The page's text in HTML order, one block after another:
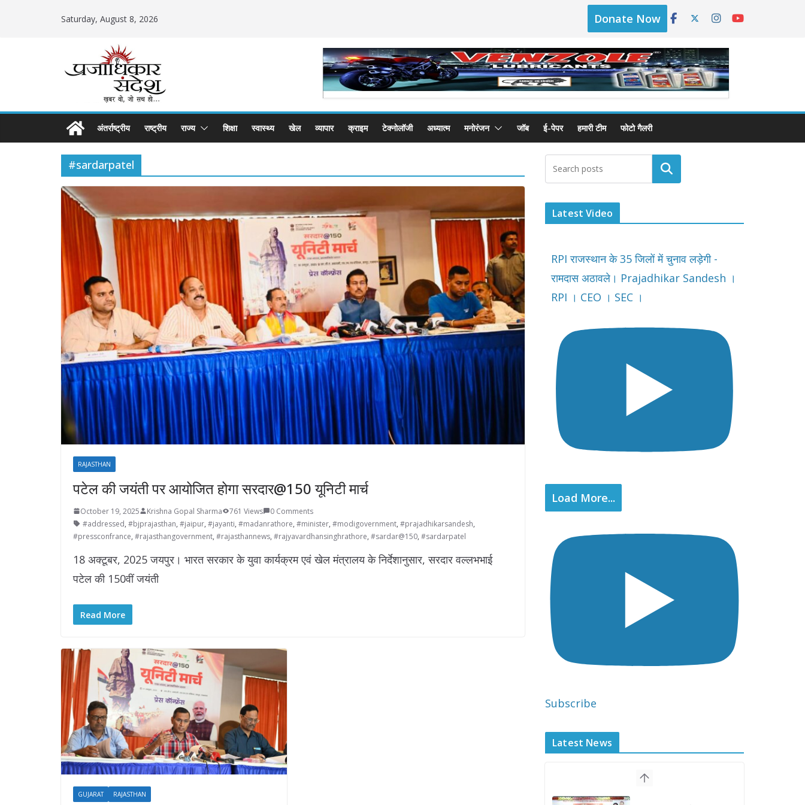
Saturday, August 8, 2026 Donate Now
अंतर्राष्ट्रीय राष्ट्रीय राज्य शिक्षा स्वास्थ्य खेल व्यापार क्राइम टेक्नोलॉजी अध्यात्म मनोरंजन जॉब ई-पेपर हमारी टीम फोटो गैलरी
#sardarpatel
RAJASTHAN
पटेल की जयंती पर आयोजित होगा सरदार@150 यूनिटी मार्च
October 19, 2025 Krishna Gopal Sharma 761 Views
0 Comments
#addressed, #bjprajasthan, #jaipur, #jayanti, #madanrathore, #minister, #modigovernment, #prajadhikarsandesh,
#pressconfrance, #rajasthangovernment, #rajasthannews, #rajyavardhansinghrathore, #sardar@150, #sardarpatel
18 अक्टूबर, 2025 जयपुर। भारत सरकार के युवा कार्यक्रम एवं खेल मंत्रालय के निर्देशानुसार, सरदार वल्लभभाई
पटेल की 150वीं जयंती
Read More
GUJARAT RAJASTHAN
Latest Video
RPI राजस्थान के 35 जिलों में चुनाव लड़ेगी -
रामदास अठावले। Prajadhikar Sandesh ।
RPI । CEO । SEC ।
Load More...
Subscribe
Latest News